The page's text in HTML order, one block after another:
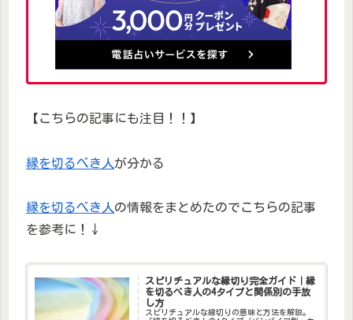
【こちらの記事にも注目！！】
縁を切るべき人 が分かる
縁を切るべき人の情報をまとめたのでこちらの記事
を参考に！↓
スピリチュアルな縁切り完全ガイド｜縁
を切るべき人の4タイプと関係別の手放
し方
スピリチュアルな縁切りの意味と方法を解説。